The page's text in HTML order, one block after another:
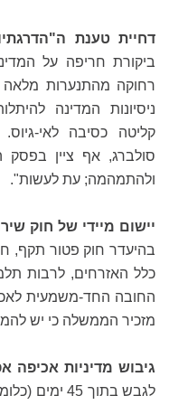
דחיית טענת
ביקורת חריפה על
רחוקה מהתנערות
ניסיונות המדינה
קליטה כסיבה לאי-
סולברג, אף ציין בפסק
ולהתמהמה; עת לעשות".
יישום מיידי של חוק
בהיעדר חוק פטור תקף,
כלל האזרחים, לרבות
החובה החד-משמעית
מזכיר הממשלה כי יש
גיבוש מדיניות אכיפה